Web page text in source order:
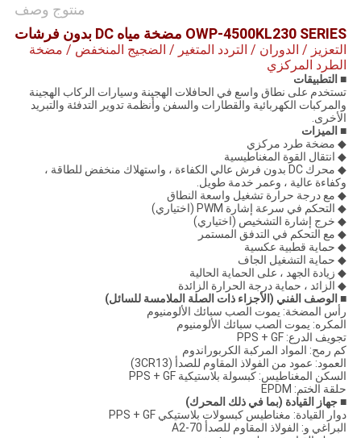
الموقع
سياسة
الخصوصية
منتوج وصف
OWP-4500KL230 SERIES مضخة مياه DC بدون فرشات
التعزيز / الدوران / التردد المتغير / الضجيج المنخفض / مضخة
الطرد المركزي
■ التطبيقات
تستخدم على نطاق واسع في الحافلات الهجينة وسيارات الركاب الهجينة
والمركبات الكهربائية والقطارات والسفن وأنظمة تدوير التدفئة والتبريد
الأخرى.
■ الميزات
◆ مضخة طرد مركزي
◆ انتقال القوة المغناطيسية
◆ محرك DC بدون فرش عالي الكفاءة ، واستهلاك منخفض للطاقة ،
وكفاءة عالية ، وعمر خدمة طويل.
◆ مع درجة حرارة تشغيل واسعة النطاق
◆ التحكم في سرعة إشارة PWM (اختياري)
◆ خرج إشارة التشخيص (اختياري)
◆ مع التحكم في التدفق المستمر
◆ حماية قطبية عكسية
◆ حماية التشغيل الجاف
◆ زيادة الجهد ، على الحماية الحالية
◆ الزائد ، حماية درجة الحرارة الزائدة
■ الوصف الفني (الأجزاء ذات الصلة الملامسة للسائل)
رأس المضخة: يموت الصب سبائك الألومنيوم
المكره: يموت الصب سبائك الألومنيوم
تجويف الدرع: PPS + GF
كم رمح: المواد المركبة الكربوراندوم
العمود: عمود من الفولاذ المقاوم للصدأ (3CR13)
السكن المغناطيس: كبسولة بلاستيكية PPS + GF
حلقة الختم: EPDM
■ جهاز القيادة (بما في ذلك المحرك)
دوار القيادة: مغناطيس كبسولات بلاستيكي PPS + GF
البراغي و: الفولاذ المقاوم للصدأ A2-70